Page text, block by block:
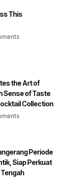
This
the Art of
Sense of Taste
Collection
Periode
Siap Perkuat